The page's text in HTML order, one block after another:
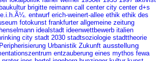
baukultur brigitte reimann call center city center d+s
e.i.h.Ã¼. entwurf erich-weinert-allee ethik ethik des
fotokunst frankfurter allgemeine zeitung
idealstadt ideenwettbewerb italien
city stadt 2030 stadtsoziologie stadttheorie
Peripherisierung Urbanistik Zukunft ausstellung
entzauberung eines mythos fewa